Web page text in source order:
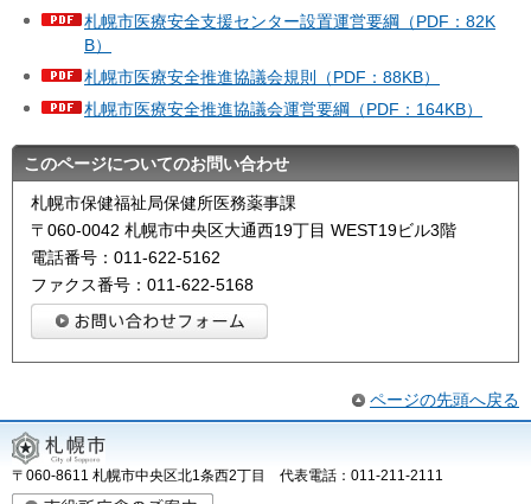
札幌市医療安全支援センター設置運営要綱（PDF：82K
B）
札幌市医療安全推進協議会規則（PDF：88KB）
札幌市医療安全推進協議会運営要綱（PDF：164KB）
このページについてのお問い合わせ
札幌市保健福祉局保健所医務薬事課
〒060-0042 札幌市中央区大通西19丁目 WEST19ビル3階
電話番号：011-622-5162
ファクス番号：011-622-5168
ページの先頭へ戻る
〒060-8611 札幌市中央区北1条西2丁目 代表電話：011-211-2111